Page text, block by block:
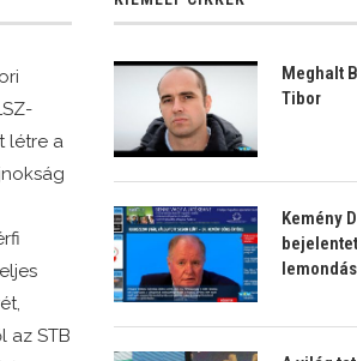
létre a
az STB
Meghalt
Tibor
Kemény